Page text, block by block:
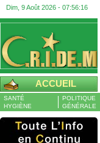
Dim, 9 Août 2026 - 07:56:17
ACCUEIL
SANTÉ
HYGIÈNE
POLITIQUE
GÉNÉRALE